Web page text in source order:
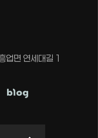
업면 연세대길 1